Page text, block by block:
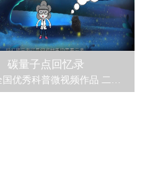
碳量子点回忆录